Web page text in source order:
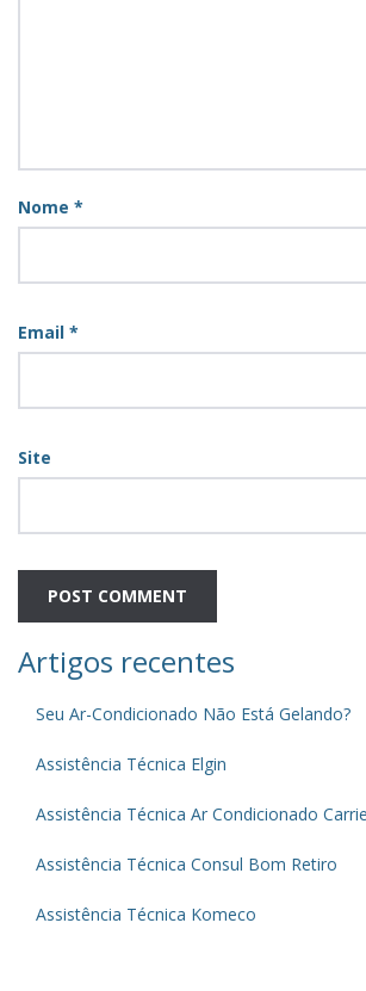
Nome *
Email *
Site
Artigos recentes
Seu Ar-Condicionado Não Está Gelando?
Assistência Técnica Elgin
Assistência Técnica Ar Condicionado
Assistência Técnica Consul Bom Retiro
Assistência Técnica Komeco